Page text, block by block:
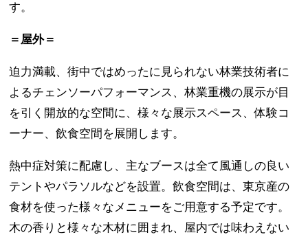
す。
＝屋外＝
迫力満載、街中ではめったに見られない林業技術者に
よるチェンソーパフォーマンス、林業重機の展示が目
を引く開放的な空間に、様々な展示スペース、体験コ
ーナー、飲食空間を展開します。
熱中症対策に配慮し、主なブースは全て風通しの良い
テントやパラソルなどを設置。飲食空間は、東京産の
食材を使った様々なメニューをご用意する予定です。
木の香りと様々な木材に囲まれ、屋内では味わえない